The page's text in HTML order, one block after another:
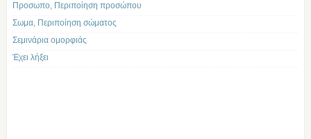
Προσωπο, Περιποίηση προσώπου
Σωμα, Περιποίηση σώματος
Σεμινάρια ομορφιάς
Έχει λήξει